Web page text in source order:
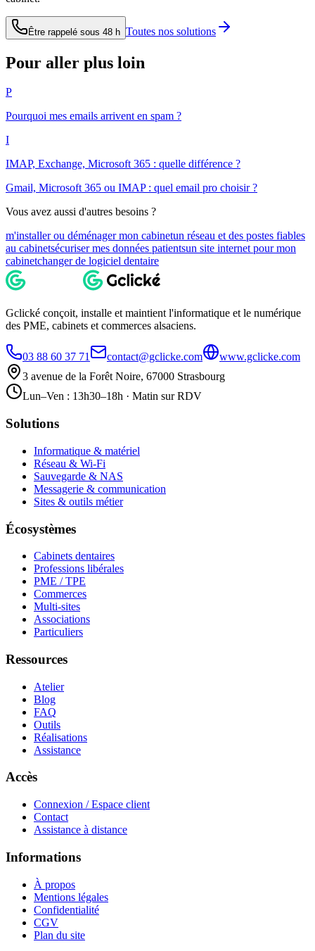
Être rappelé sous 48 h Toutes nos solutions
Pour aller plus loin
P
Pourquoi mes emails arrivent en spam ?
I
IMAP, Exchange, Microsoft 365 : quelle différence ?
Gmail, Microsoft 365 ou IMAP : quel email pro choisir ?
Vous avez aussi d'autres besoins ?
m'installer ou déménager mon cabinetun réseau et des postes fiables
au cabinetsécuriser mes données patientsun site internet pour mon
cabinetchanger de logiciel dentaire
Gclické conçoit, installe et maintient l'informatique et le numérique
des PME, cabinets et commerces alsaciens.
03 88 60 37 71 contact@gclicke.com
www.gclicke.com
3 avenue de la Forêt Noire, 67000 Strasbourg
Lun–Ven : 13h30–18h · Matin sur RDV
Solutions
Informatique & matériel
Réseau & Wi-Fi
Sauvegarde & NAS
Messagerie & communication
Sites & outils métier
Écosystèmes
Cabinets dentaires
Professions libérales
PME / TPE
Commerces
Multi-sites
Associations
Particuliers
Ressources
Atelier
Blog
FAQ
Outils
Réalisations
Assistance
Accès
Connexion / Espace client
Contact
Assistance à distance
Informations
À propos
Mentions légales
Confidentialité
CGV
Plan du site